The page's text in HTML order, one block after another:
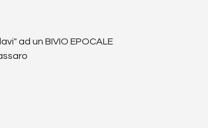
ad un BIVIO EPOCALE